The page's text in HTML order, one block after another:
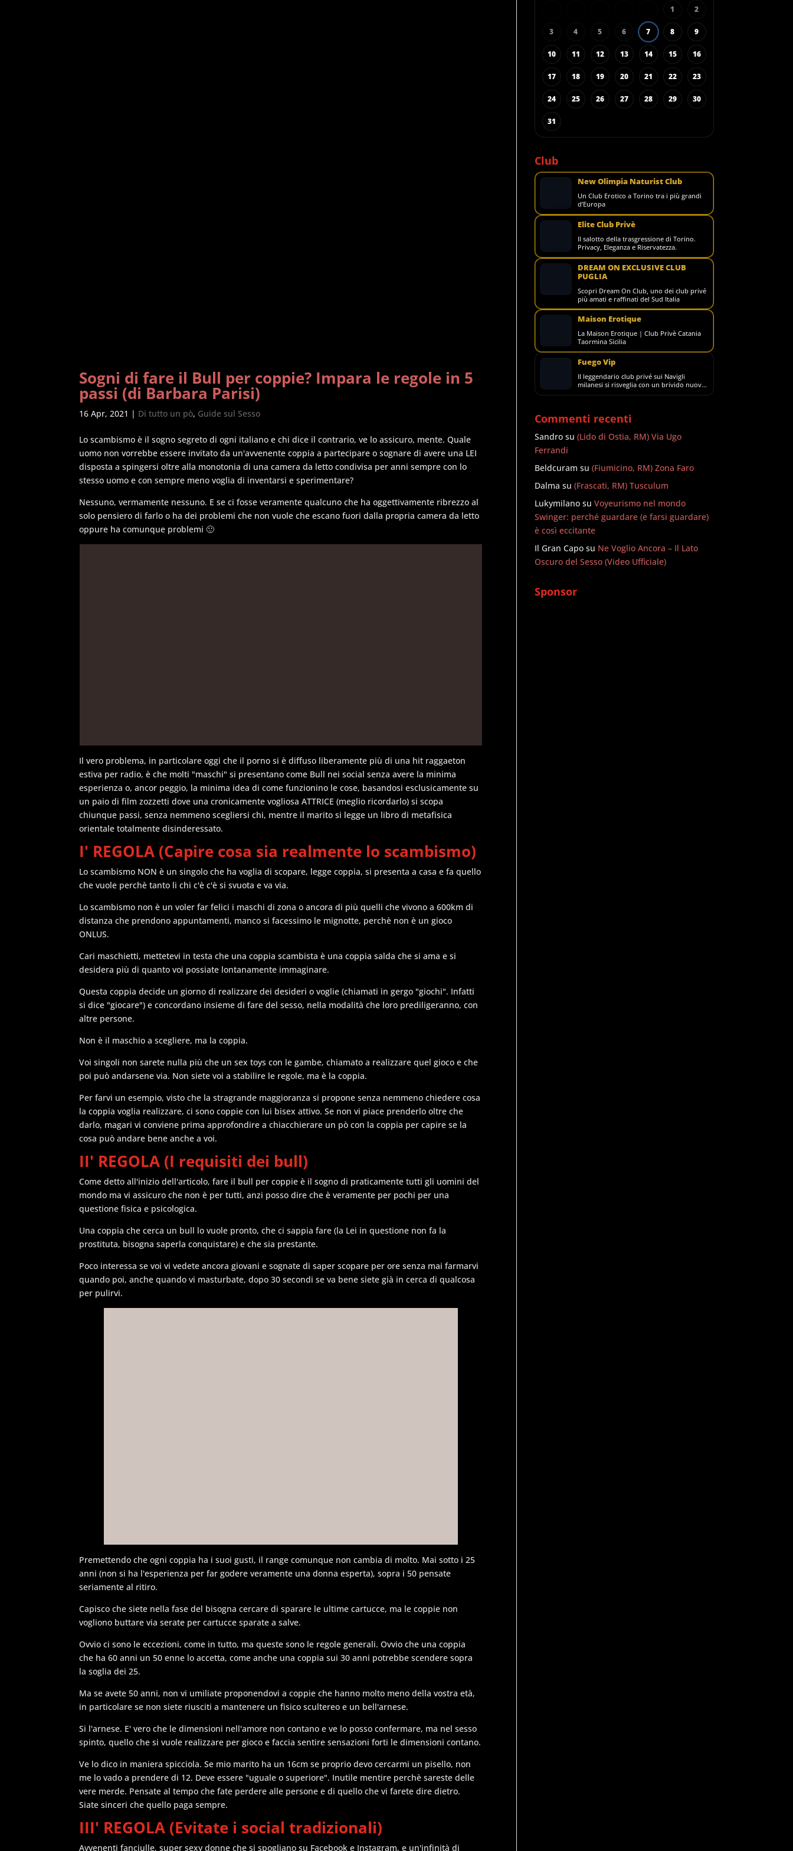
Sogni di fare il Bull per coppie? Impara le regole in 5
passi (di Barbara Parisi)
16 Apr, 2021 | Di tutto un pò, Guide sul Sesso
Lo scambismo è il sogno segreto di ogni italiano e chi dice il contrario, ve lo assicuro, mente. Quale
uomo non vorrebbe essere invitato da un'avvenente coppia a partecipare o sognare di avere una LEI
disposta a spingersi oltre alla monotonia di una camera da letto condivisa per anni sempre con lo
stesso uomo e con sempre meno voglia di inventarsi e sperimentare?
Nessuno, vermamente nessuno. E se ci fosse veramente qualcuno che ha oggettivamente ribrezzo al
solo pensiero di farlo o ha dei problemi che non vuole che escano fuori dalla propria camera da letto
oppure ha comunque problemi 🙂
Il vero problema, in particolare oggi che il porno si è diffuso liberamente più di una hit raggaeton
estiva per radio, è che molti "maschi" si presentano come Bull nei social senza avere la minima
esperienza o, ancor peggio, la minima idea di come funzionino le cose, basandosi esclusicamente su
un paio di film zozzetti dove una cronicamente vogliosa ATTRICE (meglio ricordarlo) si scopa
chiunque passi, senza nemmeno scegliersi chi, mentre il marito si legge un libro di metafisica
orientale totalmente disinderessato.
I' REGOLA (Capire cosa sia realmente lo scambismo)
Lo scambismo NON è un singolo che ha voglia di scopare, legge coppia, si presenta a casa e fa quello
che vuole perchè tanto li chi c'è c'è si svuota e va via.
Lo scambismo non è un voler far felici i maschi di zona o ancora di più quelli che vivono a 600km di
distanza che prendono appuntamenti, manco si facessimo le mignotte, perchè non è un gioco
ONLUS.
Cari maschietti, mettetevi in testa che una coppia scambista è una coppia salda che si ama e si
desidera più di quanto voi possiate lontanamente immaginare.
Questa coppia decide un giorno di realizzare dei desideri o voglie (chiamati in gergo "giochi". Infatti
si dice "giocare") e concordano insieme di fare del sesso, nella modalità che loro prediligeranno, con
altre persone.
Non è il maschio a scegliere, ma la coppia.
Voi singoli non sarete nulla più che un sex toys con le gambe, chiamato a realizzare quel gioco e che
poi può andarsene via. Non siete voi a stabilire le regole, ma è la coppia.
Per farvi un esempio, visto che la stragrande maggioranza si propone senza nemmeno chiedere cosa
la coppia voglia realizzare, ci sono coppie con lui bisex attivo. Se non vi piace prenderlo oltre che
darlo, magari vi conviene prima approfondire a chiacchierare un pò con la coppia per capire se la
cosa può andare bene anche a voi.
II' REGOLA (I requisiti dei bull)
Come detto all'inizio dell'articolo, fare il bull per coppie è il sogno di praticamente tutti gli uomini del
mondo ma vi assicuro che non è per tutti, anzi posso dire che è veramente per pochi per una
questione fisica e psicologica.
Una coppia che cerca un bull lo vuole pronto, che ci sappia fare (la Lei in questione non fa la
prostituta, bisogna saperla conquistare) e che sia prestante.
Poco interessa se voi vi vedete ancora giovani e sognate di saper scopare per ore senza mai farmarvi
quando poi, anche quando vi masturbate, dopo 30 secondi se va bene siete già in cerca di qualcosa
per pulirvi.
Premettendo che ogni coppia ha i suoi gusti, il range comunque non cambia di molto. Mai sotto i 25
anni (non si ha l'esperienza per far godere veramente una donna esperta), sopra i 50 pensate
seriamente al ritiro.
Capisco che siete nella fase del bisogna cercare di sparare le ultime cartucce, ma le coppie non
vogliono buttare via serate per cartucce sparate a salve.
Ovvio ci sono le eccezioni, come in tutto, ma queste sono le regole generali. Ovvio che una coppia
che ha 60 anni un 50 enne lo accetta, come anche una coppia sui 30 anni potrebbe scendere sopra
la soglia dei 25.
Ma se avete 50 anni, non vi umiliate proponendovi a coppie che hanno molto meno della vostra età,
in particolare se non siete riusciti a mantenere un fisico scultereo e un bell'arnese.
Si l'arnese. E' vero che le dimensioni nell'amore non contano e ve lo posso confermare, ma nel sesso
spinto, quello che si vuole realizzare per gioco e faccia sentire sensazioni forti le dimensioni contano.
Ve lo dico in maniera spicciola. Se mio marito ha un 16cm se proprio devo cercarmi un pisello, non
me lo vado a prendere di 12. Deve essere "uguale o superiore". Inutile mentire perchè sareste delle
vere merde. Pensate al tempo che fate perdere alle persone e di quello che vi farete dire dietro.
Siate sinceri che quello paga sempre.
III' REGOLA (Evitate i social tradizionali)
Avvenenti fanciulle, super sexy donne che si spogliano su Facebook e Instagram, e un'infinità di
1 2
3 4 5 6 7 8 9
10 11 12 13 14 15 16
17 18 19 20 21 22 23
24 25 26 27 28 29 30
31
Club
New Olimpia Naturist Club
Un Club Erotico a Torino tra i più grandi
d’Europa
Elite Club Privè
Il salotto della trasgressione di Torino.
Privacy, Eleganza e Riservatezza.
DREAM ON EXCLUSIVE CLUB
PUGLIA
Scopri Dream On Club, uno dei club privé
più amati e raffinati del Sud Italia
Maison Erotique
La Maison Erotique | Club Privè Catania
Taormina Sicilia
Fuego Vip
Il leggendario club privé sui Navigli
milanesi si risveglia con un brivido nuovo,
più seducente e avvolgente che mai.
Commenti recenti
Sandro su(Lido di Ostia, RM) Via Ugo
Ferrandi
Beldcuram su(Fiumicino, RM) Zona Faro
Dalma su(Frascati, RM) Tusculum
Lukymilano suVoyeurismo nel mondo
Swinger: perché guardare (e farsi guardare)
è così eccitante
Il Gran Capo su Ne Voglio Ancora – Il Lato
Oscuro del Sesso (Video Ufficiale)
Sponsor